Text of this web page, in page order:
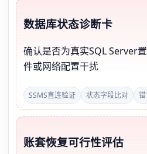
数据库状态诊断卡
确认是否为真实SQL Server
件或网络配置干扰
SSMS直连验证 状态字段比对
账套恢复可行性评估